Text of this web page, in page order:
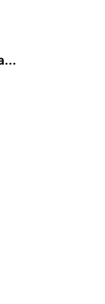
Dr. med. Linnea Mathies